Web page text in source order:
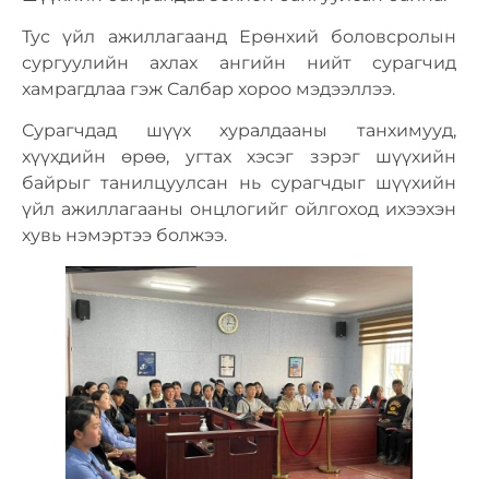
Тус үйл ажиллагаанд Ерөнхий боловсролын
сургуулийн ахлах ангийн нийт сурагчид
хамрагдлаа гэж Салбар хороо мэдээллээ.
Сурагчдад шүүх хуралдааны танхимууд,
хүүхдийн өрөө, угтах хэсэг зэрэг шүүхийн
байрыг танилцуулсан нь сурагчдыг шүүхийн
үйл ажиллагааны онцлогийг ойлгоход ихээхэн
хувь нэмэртээ болжээ.